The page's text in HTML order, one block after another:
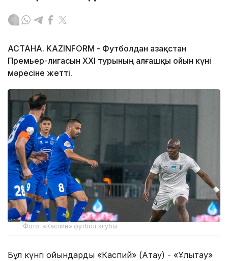
АСТАНА. KAZINFORM - Футболдан Қазақстан
Премьер-лигасын ХХІ турының алғашқы ойын күні
мәресіне жетті.
Фото: «Каспий» футбол клубы
Бұл күнгі ойындарды «Каспий» (Ақтау) - «Ұлытау»